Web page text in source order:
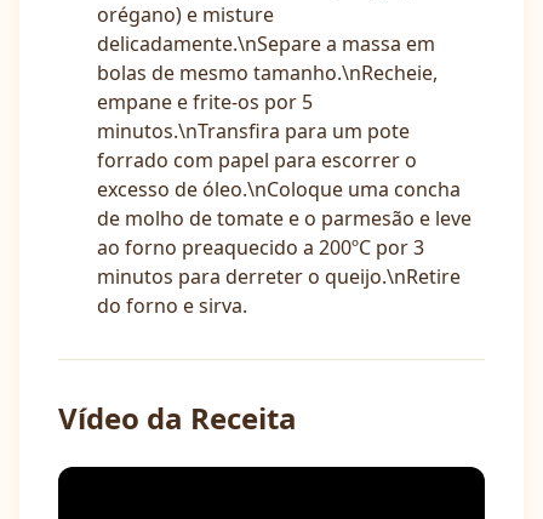
orégano) e misture
delicadamente.\nSepare a massa em
bolas de mesmo tamanho.\nRecheie,
empane e frite-os por 5
minutos.\nTransfira para um pote
forrado com papel para escorrer o
excesso de óleo.\nColoque uma concha
de molho de tomate e o parmesão e leve
ao forno preaquecido a 200ºC por 3
minutos para derreter o queijo.\nRetire
do forno e sirva.
Vídeo da Receita